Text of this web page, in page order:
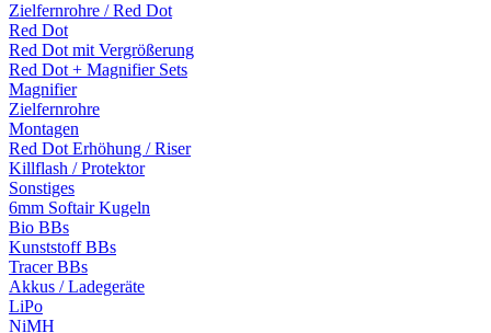
Zielfernrohre / Red Dot
Red Dot
Red Dot mit Vergrößerung
Red Dot + Magnifier Sets
Magnifier
Zielfernrohre
Montagen
Red Dot Erhöhung / Riser
Killflash / Protektor
Sonstiges
6mm Softair Kugeln
Bio BBs
Kunststoff BBs
Tracer BBs
Akkus / Ladegeräte
LiPo
NiMH